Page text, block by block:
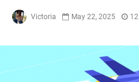
Victoria May 22, 2025